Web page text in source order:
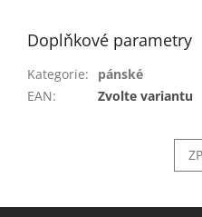
Doplňkové parametry
Kategorie:
pánské
EAN: Zvolte variantu